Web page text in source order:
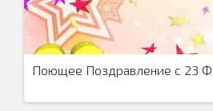
Поющее Поздравление с 23